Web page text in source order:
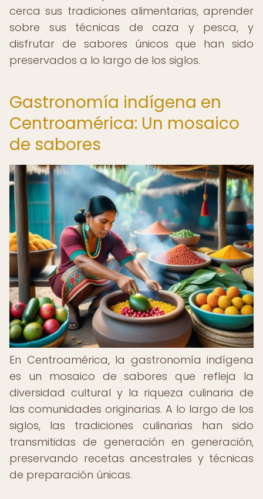
cerca sus tradiciones alimentarias, aprender
sobre sus técnicas de caza y pesca, y
disfrutar de sabores únicos que han sido
preservados a lo largo de los siglos.
Gastronomía indígena en
Centroamérica: Un mosaico
de sabores
En Centroamérica, la gastronomía indígena
es un mosaico de sabores que refleja la
diversidad cultural y la riqueza culinaria de
las comunidades originarias. A lo largo de los
siglos, las tradiciones culinarias han sido
transmitidas de generación en generación,
preservando recetas ancestrales y técnicas
de preparación únicas.